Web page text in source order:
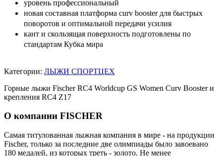
уровень профессиональный
новая составная платформа curv booster для быстрых
поворотов и оптимальной передачи усилия
кант и скользящая поверхность подготовлены по
стандартам Кубка мира
Категории: ЛЫЖИ СПОРТЦЕХ
Горные лыжи Fischer RC4 Worldcup GS Women Curv Booster и
крепления RC4 Z17
О компании FISCHER
Самая титулованная лыжная компания в мире - на продукции
Fischer, только за последние две олимпиады было завоевано
180 медалей, из которых треть - золото. Не менее